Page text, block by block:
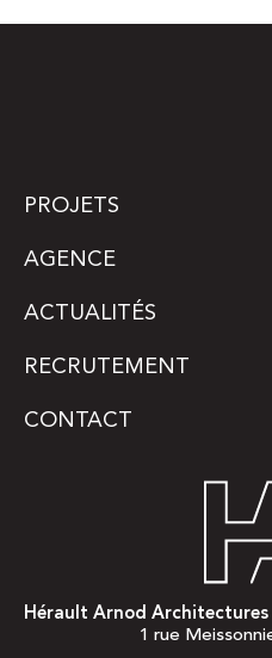
PROJETS
AGENCE
ACTUALITÉS
RECRUTEMENT
CONTACT
Hérault Arnod Architectures
1 rue